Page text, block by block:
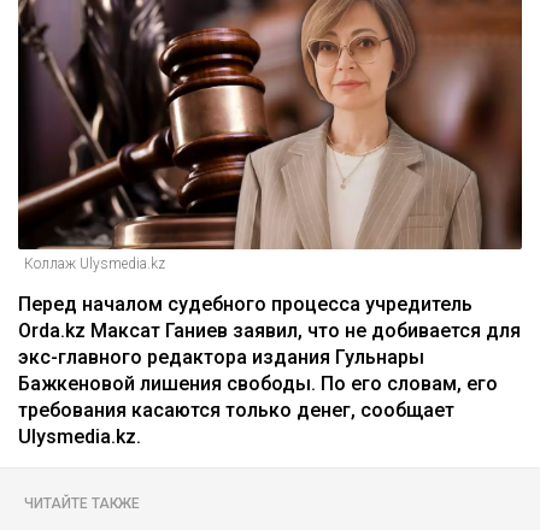
Коллаж Ulysmedia.kz
Перед началом судебного процесса учредитель
Orda.kz Максат Ганиев заявил, что не добивается для
экс-главного редактора издания Гульнары
Бажкеновой лишения свободы. По его словам, его
требования касаются только денег, сообщает
Ulysmedia.kz.
ЧИТАЙТЕ ТАКЖЕ